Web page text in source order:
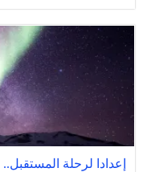
إعدادا لرحلة